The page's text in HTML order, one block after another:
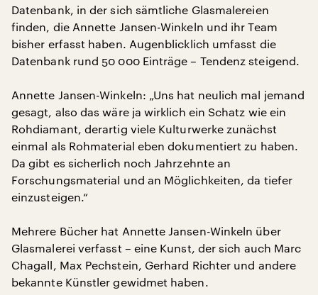
Datenbank, in der sich sämtliche Glasmalereien
finden, die Annette Jansen-Winkeln und ihr Team
bisher erfasst haben. Augenblicklich umfasst die
Datenbank rund 50 000 Einträge – Tendenz steigend.
Annette Jansen-Winkeln: „Uns hat neulich mal jemand
gesagt, also das wäre ja wirklich ein Schatz wie ein
Rohdiamant, derartig viele Kulturwerke zunächst
einmal als Rohmaterial eben dokumentiert zu haben.
Da gibt es sicherlich noch Jahrzehnte an
Forschungsmaterial und an Möglichkeiten, da tiefer
einzusteigen.“
Mehrere Bücher hat Annette Jansen-Winkeln über
Glasmalerei verfasst – eine Kunst, der sich auch Marc
Chagall, Max Pechstein, Gerhard Richter und andere
bekannte Künstler gewidmet haben.